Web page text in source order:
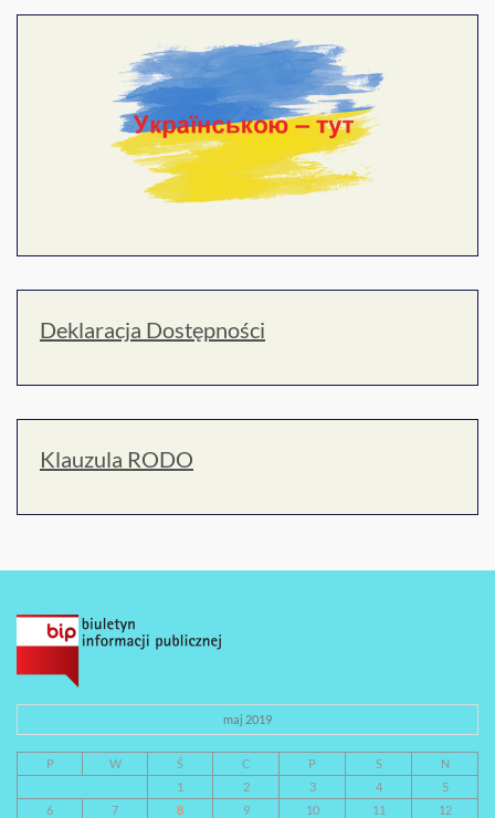
Deklaracja Dostępności
Klauzula RODO
maj 2019
P W Ś C P S
N
1
2 3 4
5
6
7 8 9 10 11
12